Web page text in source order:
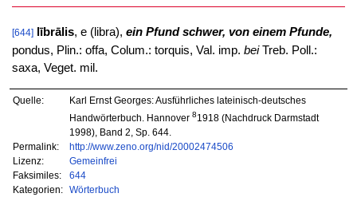
[644] lībrālis, e (libra), ein Pfund schwer, von einem Pfunde,
pondus, Plin.: offa, Colum.: torquis, Val. imp. beiTreb. Poll.:
saxa, Veget. mil.
Quelle:
Karl Ernst Georges: Ausführliches lateinisch-deutsches
Handwörterbuch. Hannover 81918 (Nachdruck Darmstadt
1998), Band 2, Sp. 644.
Permalink:
http://www.zeno.org/nid/20002474506
Lizenz:
Gemeinfrei
Faksimiles:
644
Kategorien:
Wörterbuch